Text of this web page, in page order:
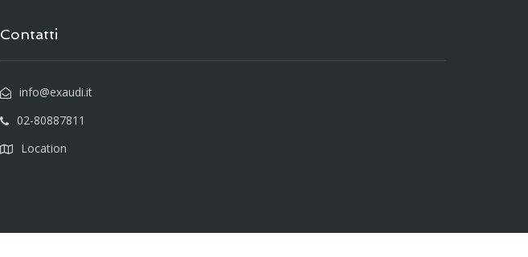
Contatti
info@exaudi.it
02-80887811
Location